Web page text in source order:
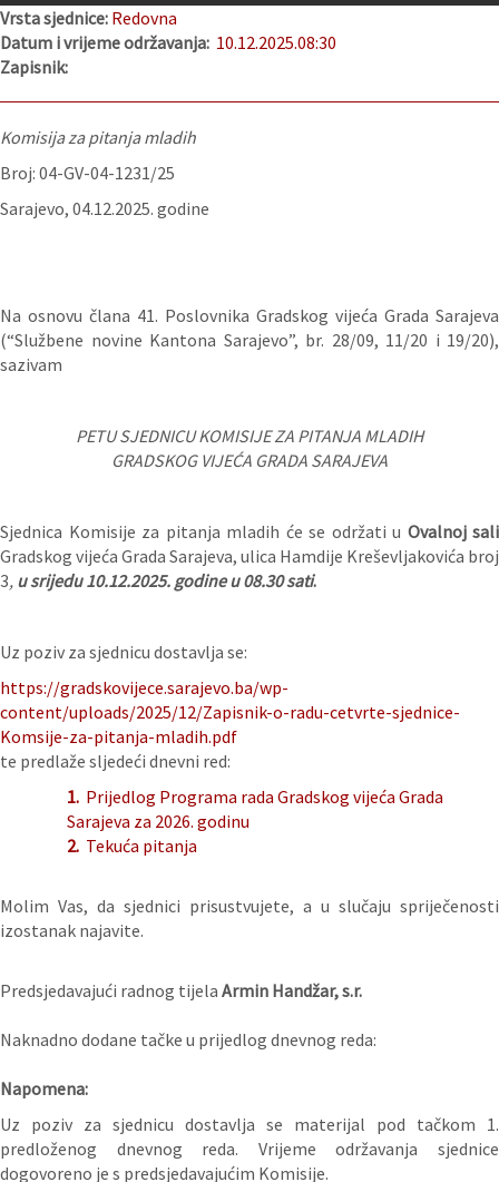
Vrsta sjednice: Redovna
Datum i vrijeme održavanja: 10.12.2025.08:30
Zapisnik:
Komisija za pitanja mladih
Broj: 04-GV-04-1231/25
Sarajevo, 04.12.2025. godine
Na osnovu člana 41. Poslovnika Gradskog vijeća Grada Sarajeva
(“Službene novine Kantona Sarajevo”, br. 28/09, 11/20 i 19/20),
sazivam
PETU SJEDNICU KOMISIJE ZA PITANJA MLADIH
GRADSKOG VIJEĆA GRADA SARAJEVA
Sjednica Komisije za pitanja mladih će se održati u Ovalnoj sali
Gradskog vijeća Grada Sarajeva, ulica Hamdije Kreševljakovića broj
3, u srijedu 10.12.2025. godine u 08.30 sati.
Uz poziv za sjednicu dostavlja se:
https://gradskovijece.sarajevo.ba/wp-
content/uploads/2025/12/Zapisnik-o-radu-cetvrte-sjednice-
Komsije-za-pitanja-mladih.pdf
te predlaže sljedeći dnevni red:
1. Prijedlog Programa rada Gradskog vijeća Grada
Sarajeva za 2026. godinu
2. Tekuća pitanja
Molim Vas, da sjednici prisustvujete, a u slučaju spriječenosti
izostanak najavite.
Predsjedavajući radnog tijela Armin Handžar, s.r.
Naknadno dodane tačke u prijedlog dnevnog reda:
Napomena:
Uz poziv za sjednicu dostavlja se materijal pod tačkom 1.
predloženog dnevnog reda. Vrijeme održavanja sjednice
dogovoreno je s predsjedavajućim Komisije.